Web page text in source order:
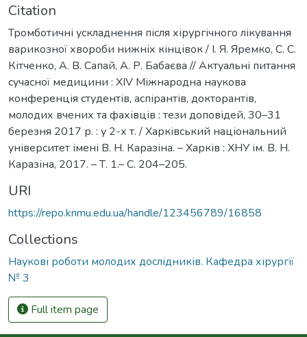
Citation
Тромботичні ускладнення після хірургічного лікування
варикозної хвороби нижніх кінцівок / І. Я. Яремко, С. С.
Кітченко, А. В. Сапай, А. Р. Бабаєва // Актуальні питання
сучасної медицини : XIV Міжнародна наукова
конференція студентів, аспірантів, докторантів,
молодих вчених та фахівців : тези доповідей, 30–31
березня 2017 р. : у 2-х т. / Харківський національний
університет імені В. Н. Каразіна. – Харків : ХНУ ім. В. Н.
Каразіна, 2017. – Т. 1.– С. 204–205.
URI
https://repo.knmu.edu.ua/handle/123456789/16858
Collections
Наукові роботи молодих дослідників. Кафедра хірургії
№ 3
Full item page